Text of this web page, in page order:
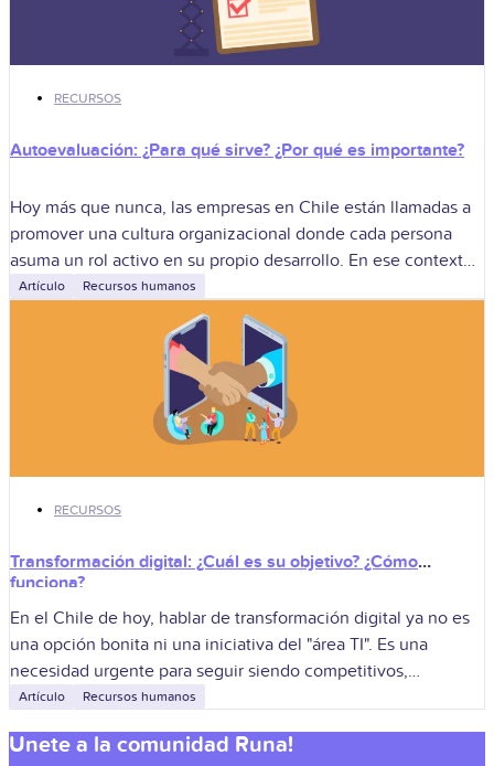
RECURSOS
Autoevaluación: ¿Para qué sirve? ¿Por qué es importante?
Hoy más que nunca, las empresas en Chile están llamadas a
promover una cultura organizacional donde cada persona
asuma un rol activo en su propio desarrollo. En ese contexto,
laArtículo Recursos humanos
RECURSOS
Transformación digital: ¿Cuál es su objetivo? ¿Cómo
funciona?
En el Chile de hoy, hablar de transformación digital ya no es
una opción bonita ni una iniciativa del "área TI". Es una
necesidad urgente para seguir siendo competitivos,
especialmente
Artículo Recursos humanos
Unete a la comunidad Runa!